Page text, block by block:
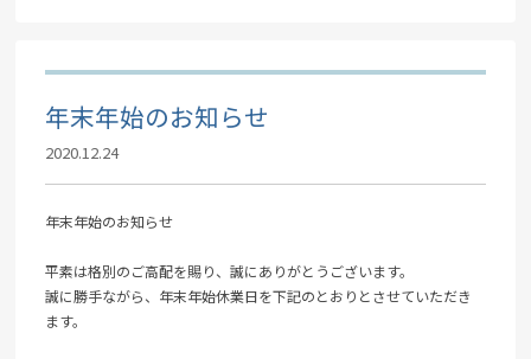
年末年始のお知らせ
2020.12.24
年末年始のお知らせ
平素は格別のご高配を賜り、誠にありがとうございます。
誠に勝手ながら、年末年始休業日を下記のとおりとさせていただき
ます。